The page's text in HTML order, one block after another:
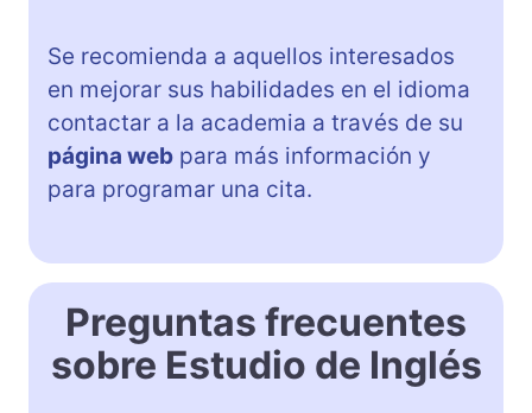
Se recomienda a aquellos interesados
en mejorar sus habilidades en el idioma
contactar a la academia a través de su
página web para más información y
para programar una cita.
Preguntas frecuentes
sobre Estudio de Inglés